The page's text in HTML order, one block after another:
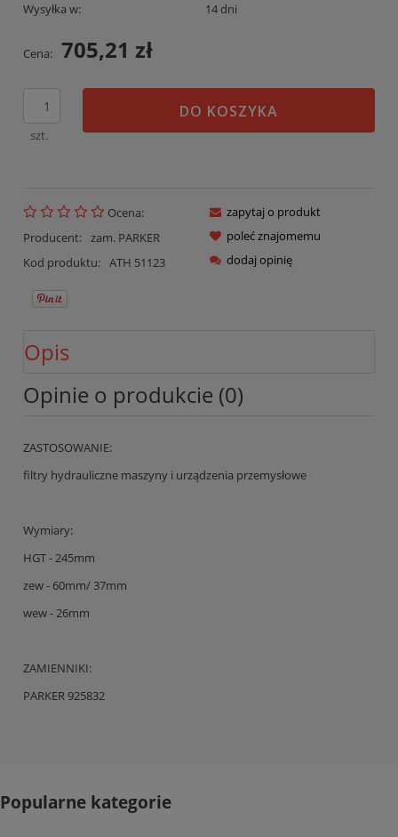
Wysyłka w:
14 dni
Cena: 705,21 zł
szt.
DO KOSZYKA
Ocena:
Producent: zam. PARKER
Kod produktu: ATH 51123
zapytaj o produkt
poleć znajomemu
dodaj opinię
Opis
Opinie o produkcie (0)
ZASTOSOWANIE:
filtry hydrauliczne maszyny i urządzenia przemysłowe
Wymiary:
HGT - 245mm
zew - 60mm/ 37mm
wew - 26mm
ZAMIENNIKI:
PARKER 925832
Popularne kategorie